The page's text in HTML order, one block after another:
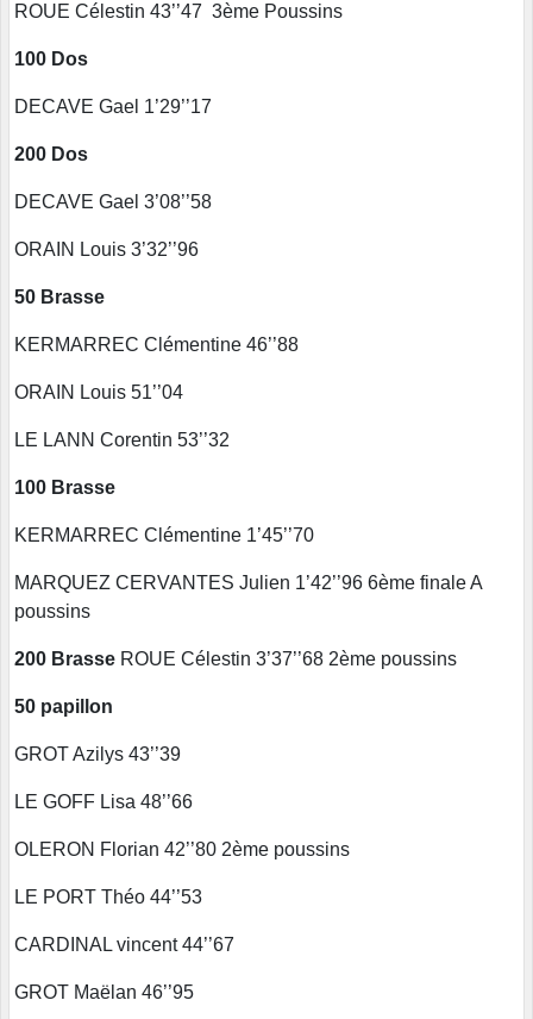
ROUE Célestin 43’’47 3ème Poussins
100 Dos
DECAVE Gael 1’29’’17
200 Dos
DECAVE Gael 3’08’’58
ORAIN Louis 3’32’’96
50 Brasse
KERMARREC Clémentine 46’’88
ORAIN Louis 51’’04
LE LANN Corentin 53’’32
100 Brasse
KERMARREC Clémentine 1’45’’70
MARQUEZ CERVANTES Julien 1’42’’96 6ème finale A
poussins
200 Brasse ROUE Célestin 3’37’’68 2ème poussins
50 papillon
GROT Azilys 43’’39
LE GOFF Lisa 48’’66
OLERON Florian 42’’80 2ème poussins
LE PORT Théo 44’’53
CARDINAL vincent 44’’67
GROT Maëlan 46’’95